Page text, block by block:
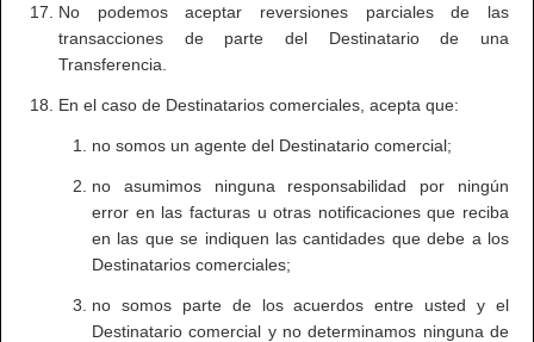
No podemos aceptar reversiones parciales de las
transacciones de parte del Destinatario de una
Transferencia.
En el caso de Destinatarios comerciales, acepta que:
no somos un agente del Destinatario comercial;
no asumimos ninguna responsabilidad por ningún
error en las facturas u otras notificaciones que reciba
en las que se indiquen las cantidades que debe a los
Destinatarios comerciales;
no somos parte de los acuerdos entre usted y el
Destinatario comercial y no determinamos ninguna de